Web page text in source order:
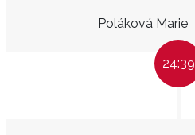
Poláková Marie
24:39